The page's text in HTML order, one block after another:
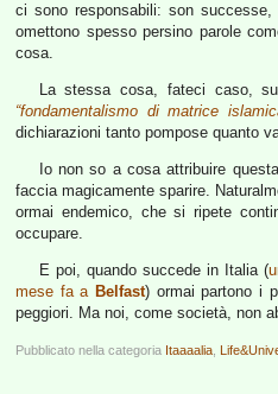
ci sono responsabili: son
omettono spesso persino parole
cosa.
La stessa cosa, fateci caso,
“fondamentalismo di matrice
dichiarazioni tanto pompose quanto
Io non so a cosa attribuire
faccia magicamente sparire.
ormai endemico, che si ripete
occupare.
E poi, quando succede in Italia (
mese fa a Belfast) ormai partono i
peggiori. Ma noi, come società, non
Pubblicato nella categoria Itaaaalia